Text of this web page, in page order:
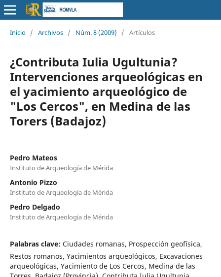
Inicio / Archivos / Núm. 8 (2009) / Artículos
¿Contributa Iulia Ugultunia?
Intervenciones arqueológicas en
el yacimiento arqueológico de
"Los Cercos", en Medina de las
Torers (Badajoz)
Pedro Mateos
Instituto de Arqueología de Mérida
Antonio Pizzo
Instituto de Arqueología de Mérida
Pedro Delgado
Instituto de Arqueología de Mérida
Palabras clave: Ciudades romanas, Prospección geofísica,
Restos romanos, Yacimientos arqueológicos, Excavaciones
arqueológicas, Yacimiento de Los Cercos, Medina de las